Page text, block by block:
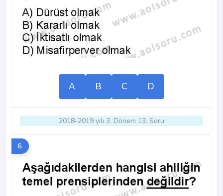
A B C D
2018-2019 yılı 3. Dönem 13. Soru
6.